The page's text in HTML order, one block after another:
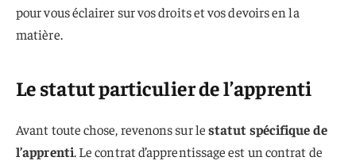
pour vous éclairer sur vos droits et vos devoirs en la
matière.
Le statut particulier de l’apprenti
Avant toute chose, revenons sur lestatut spécifique de
l’apprenti. Le contrat d’apprentissage est un contrat de